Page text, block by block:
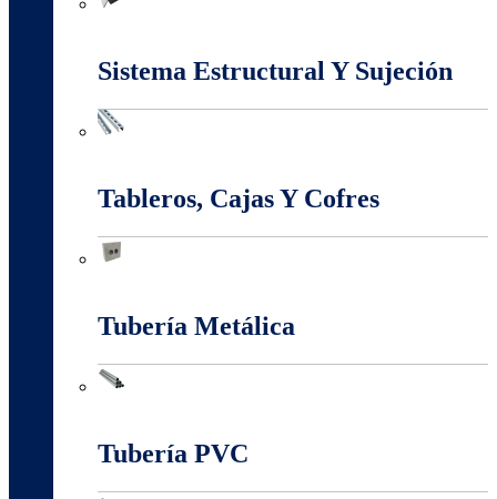
Sistema Estructural Y Sujeción
Tableros, Cajas Y Cofres
Tubería Metálica
Tubería PVC